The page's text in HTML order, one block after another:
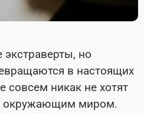
но
в настоящих
совсем никак не хотят
окружающим миром.